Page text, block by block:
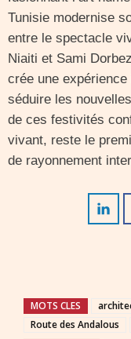
Tunisie modernise
entre le spectacle
Niaiti et Sami
crée une
séduire les
de ces festivités
vivant, reste le
de rayonnement
MOTS CLES
Route des Andalous